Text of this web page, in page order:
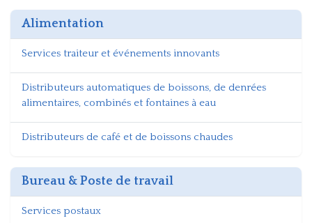
Alimentation
Services traiteur et événements innovants
Distributeurs automatiques de boissons, de denrées
alimentaires, combinés et fontaines à eau
Distributeurs de café et de boissons chaudes
Bureau & Poste de travail​
Services postaux